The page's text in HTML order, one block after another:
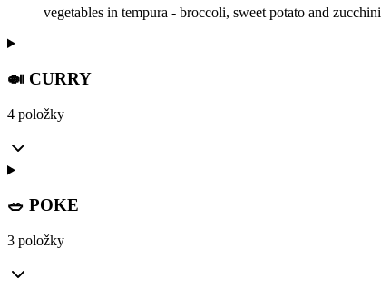
vegetables in tempura - broccoli, sweet potato and zucchini
🍛 CURRY
4 položky
🥗 POKE
3 položky